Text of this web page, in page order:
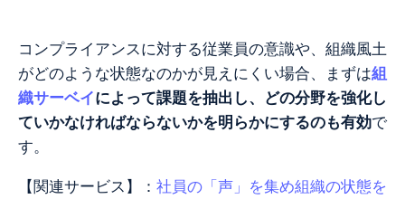
コンプライアンスに対する従業員の意識や、組織風土
がどのような状態なのかが見えにくい場合、まずは組
織サーベイによって課題を抽出し、どの分野を強化し
ていかなければならないかを明らかにするのも有効で
す。
【関連サービス】： 社員の「声」を集め組織の状態を